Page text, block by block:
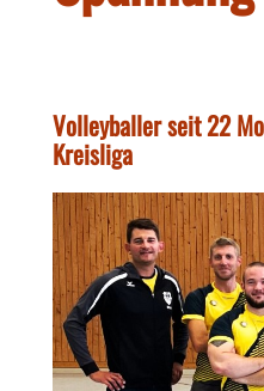
Volleyballer seit 22
Kreisliga